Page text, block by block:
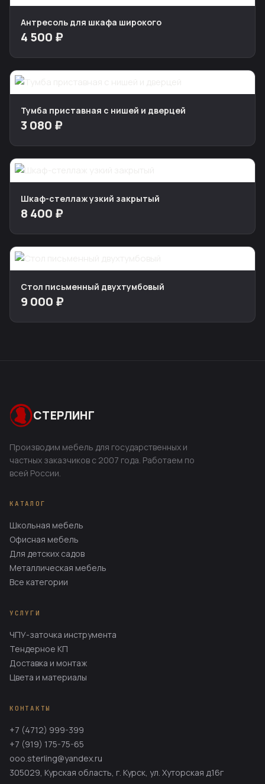
Антресоль для шкафа широкого
4 500 ₽
Тумба приставная с нишей и дверцей
3 080 ₽
Шкаф-стеллаж узкий закрытый
8 400 ₽
Стол письменный двухтумбовый
9 000 ₽
СТЕРЛИНГ
Производим мебель для государственных и
частных заказчиков с 2007 года. Работаем по
всей России.
КАТАЛОГ
Школьная мебель
Офисная мебель
Для детских садов
Металлическая мебель
Все категории
УСЛУГИ
ЧПУ-заточка инструмента
Тендерное КП
Доставка и монтаж
Цвета и материалы
КОНТАКТЫ
+7 (4712) 999-399
+7 (919) 175-75-65
ooo.sterling@yandex.ru
305029, Курская область, г. Курск, ул. Хуторская д.16г